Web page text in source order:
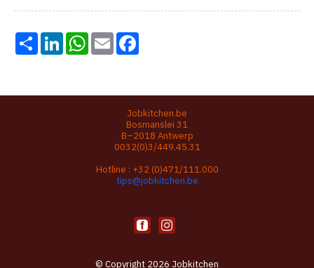
Share LinkedInWhatsApp
Email
Jobkitchen.be
Bosmanslei 31
B–2018 Antwerp
0032(0)3/449.45.31
Hotline : +32 (0)471/111.000
tips@jobkitchen.be
© Copyright 2026 Jobkitchen